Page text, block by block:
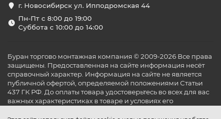
г. Новосибирск ул. Ипподромская 44
Пн-Пт с 8:00 до 19:00
Суббота с 10:00 до 14:00
Буран торгово монтажная компания © 2009-2026 Все права
защищены. Предоставленная на сайте информация несёт
справочный характер. Информация на сайте не является
публичной офертой, определяемой положениями Статьи
437 ГК РФ. До оплаты товара удостоверьтесь во всех для вас
важных характеристиках в товаре и условиях его